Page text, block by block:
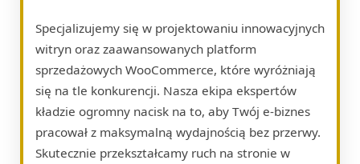
Specjalizujemy się w projektowaniu innowacyjnych
witryn oraz zaawansowanych platform
sprzedażowych WooCommerce, które wyróżniają
się na tle konkurencji. Nasza ekipa ekspertów
kładzie ogromny nacisk na to, aby Twój e-biznes
pracował z maksymalną wydajnością bez przerwy.
Skutecznie przekształcamy ruch na stronie w